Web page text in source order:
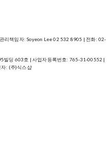
리책임자: Soyeon Lee 02 532 8905 | 전화: 02-
빌딩 603호 | 사업자등록번호: 765-31-00552 |
자: (주)식스샵